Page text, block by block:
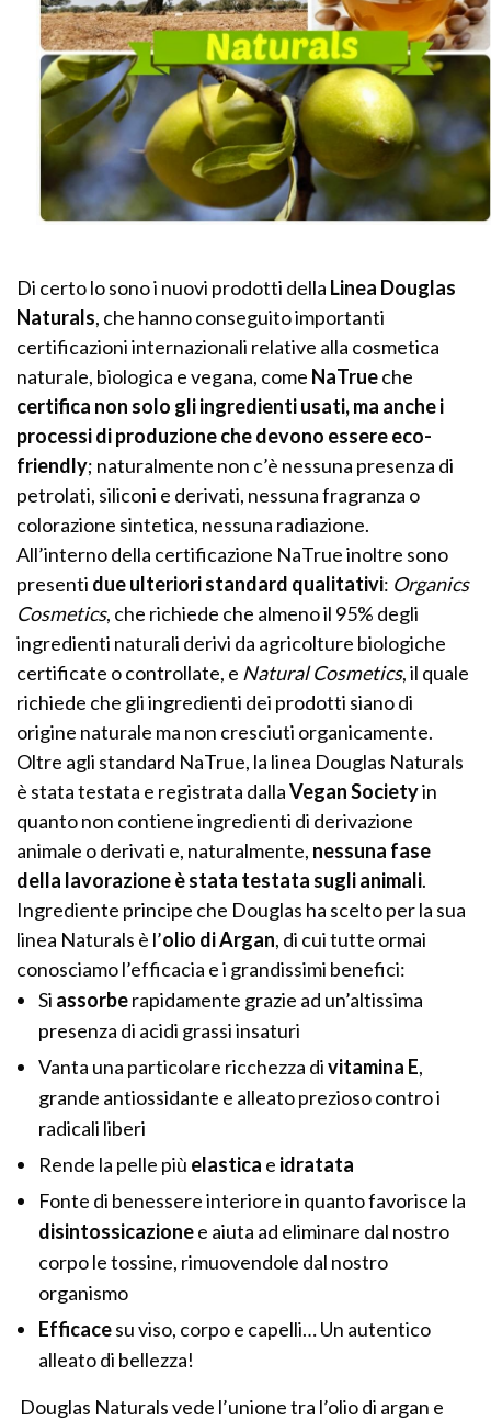
Di certo lo sono i nuovi prodotti della Linea Douglas
Naturals, che hanno conseguito importanti
certificazioni internazionali relative alla cosmetica
naturale, biologica e vegana, come NaTrueche
certifica non solo gli ingredienti usati, ma anche i
processi di produzione che devono essere eco-
friendly; naturalmente non c’è nessuna presenza di
petrolati, siliconi e derivati, nessuna fragranza o
colorazione sintetica, nessuna radiazione.
All’interno della certificazione NaTrue inoltre sono
presenti due ulteriori standard qualitativi: Organics
Cosmetics, che richiede che almeno il 95% degli
ingredienti naturali derivi da agricolture biologiche
certificate o controllate, e Natural Cosmetics, il quale
richiede che gli ingredienti dei prodotti siano di
origine naturale ma non cresciuti organicamente.
Oltre agli standard NaTrue, la linea Douglas Naturals
è stata testata e registrata dallaVegan Societyin
quanto non contiene ingredienti di derivazione
animale o derivati e, naturalmente, nessuna fase
della lavorazione è stata testata sugli animali.
Ingrediente principe che Douglas ha scelto per la sua
linea Naturals è l’olio di Argan, di cui tutte ormai
conosciamo l’efficacia e i grandissimi benefici:
Si assorberapidamente grazie ad un’altissima
presenza di acidi grassi insaturi
Vanta una particolare ricchezza divitamina E,
grande antiossidante e alleato prezioso contro i
radicali liberi
Rende la pelle più elastica e idratata
Fonte di benessere interiore in quanto favorisce la
disintossicazionee aiuta ad eliminare dal nostro
corpo le tossine, rimuovendole dal nostro
organismo
Efficacesu viso, corpo e capelli… Un autentico
alleato di bellezza!
Douglas Naturals vede l’unione tra l’olio di argan e